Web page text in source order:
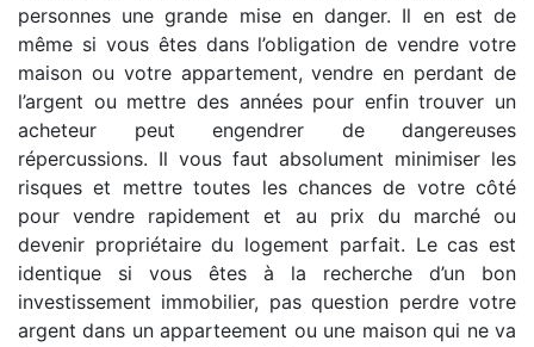
personnes une grande mise en danger. Il en est de
même si vous êtes dans l’obligation de vendre votre
maison ou votre appartement, vendre en perdant de
l’argent ou mettre des années pour enfin trouver un
acheteur peut engendrer de dangereuses
répercussions. Il vous faut absolument minimiser les
risques et mettre toutes les chances de votre côté
pour vendre rapidement et au prix du marché ou
devenir propriétaire du logement parfait. Le cas est
identique si vous êtes à la recherche d’un bon
investissement immobilier, pas question perdre votre
argent dans un apparteement ou une maison qui ne va